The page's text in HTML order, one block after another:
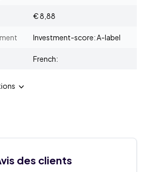
€ 8,88
Investment-score: A-label
French:
des clients